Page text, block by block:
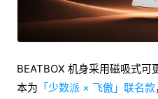
BEATBOX 机身采用磁吸式可
本为 「少数派 × 飞傲」联名款